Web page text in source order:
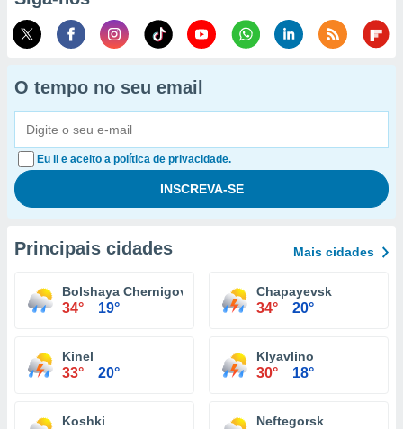
O tempo no seu email
Eu li e aceito a política de privacidade.
Principais cidades Mais cidades
Bolshaya Chernigovka
34° 19°
Chapayevsk
34° 20°
Kinel
33° 20°
Klyavlino
30° 18°
Koshki Neftegorsk